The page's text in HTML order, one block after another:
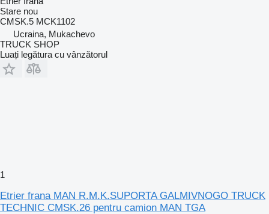
Stare nou
CMSK.5 MCK1102
Ucraina, Mukachevo
TRUCK SHOP
Luați legătura cu vânzătorul
1
Etrier frana MAN R.M.K.SUPORTA GALMIVNOGO TRUCK
TECHNIC CMSK.26 pentru camion MAN TGA